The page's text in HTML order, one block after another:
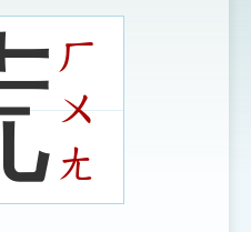
示
ㄏ
ㄨ
ㄤ